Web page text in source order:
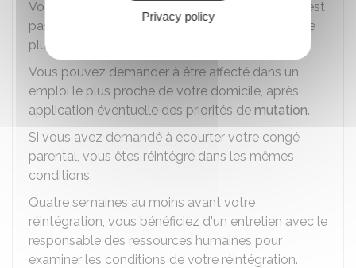
Vous êtes réaffecté dans votre emploi. Si cela n'est
pas possible, vous êtes affecté dans un emploi le
plus proche de votre dernier lieu de travail.
Vous pouvez demander à être affecté dans un
emploi le plus proche de votre domicile, après
application éventuelle des priorités de mutation.
Si vous avez demandé à écourter votre congé
parental, vous êtes réintégré dans les mêmes
conditions.
Quatre semaines au moins avant votre
réintégration, vous bénéficiez d'un entretien avec le
responsable des ressources humaines pour
examiner les conditions de votre réintégration.
Privacy policy